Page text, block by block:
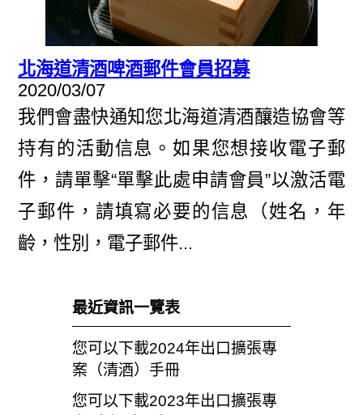
JP CH
北海道清酒啤酒郵件會員招募
2020/03/07
我們會盡快通知您北海道清酒釀造協會等
持有的活動信息。如果您想接收電子郵
件，請單擊“單擊此處申請會員”以激活電
子郵件，請填寫必要的信息（姓名，年
齡，性別，電子郵件...
最近資訊一覽表
您可以下載2024年出口擴張專
案（清酒）手冊
您可以下載2023年出口擴張專